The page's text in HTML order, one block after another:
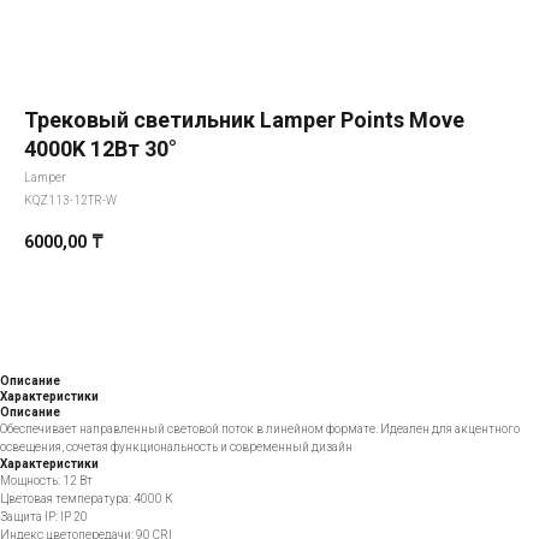
Трековый светильник Lamper Points Move
4000K 12Вт 30°
Lamper
KQZ113-12TR-W
6000,00 ₸
Описание
Характеристики
Описание
Обеспечивает направленный световой поток в линейном формате. Идеален для акцентного
освещения, сочетая функциональность и современный дизайн
Характеристики
Мощность: 12 Вт
Цветовая температура: 4000 К
Защита IP: IP 20
Индекс цветопередачи: 90 CRI